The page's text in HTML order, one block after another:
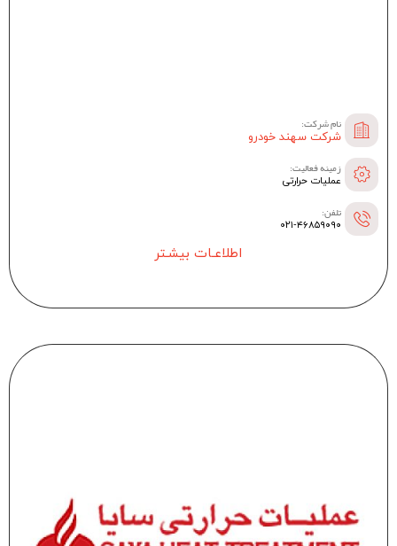
نام شرکت:
شرکت سهند خودرو
زمینه فعالیت:
عملیات حرارتی
تلفن:
۰۲۱-۴۶۸۵۹۰۹۰
اطلاعـات بیشـتر